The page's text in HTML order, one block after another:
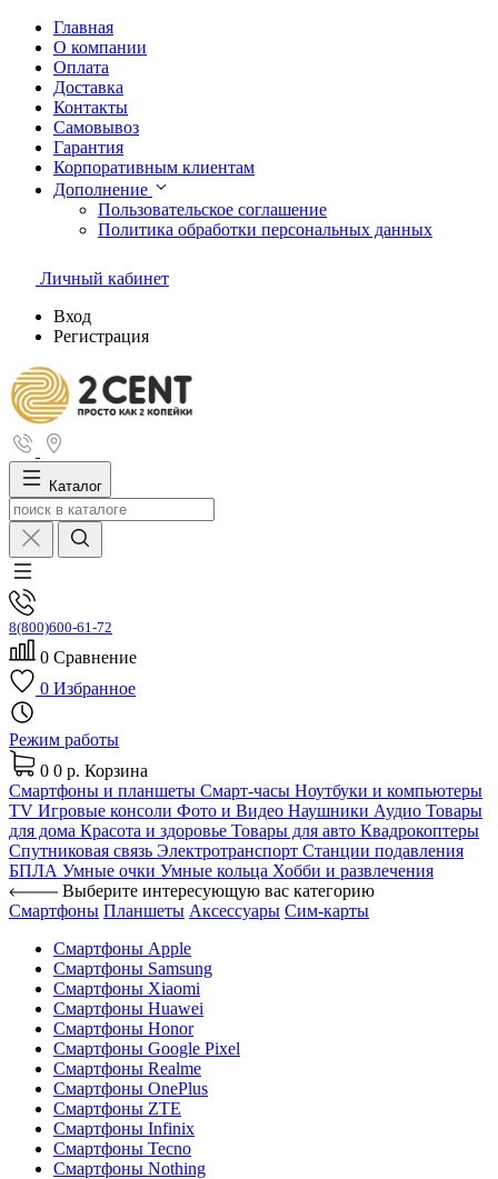
Главная
О компании
Оплата
Доставка
Контакты
Самовывоз
Гарантия
Корпоративным клиентам
Дополнение
Пользовательское соглашение
Политика обработки персональных данных
Личный кабинет
Вход
Регистрация
Каталог
8(800)600-61-72
0 Сравнение
0 Избранное
Режим работы
0 0 р. Корзина
Смартфоны и планшеты Смарт-часы Ноутбуки и компьютеры
TV Игровые консоли Фото и Видео Наушники Аудио Товары
для дома Красота и здоровье Товары для авто Квадрокоптеры
Спутниковая связь Электротранспорт Станции подавления
БПЛА Умные очки Умные кольца Хобби и развлечения
Выберите интересующую вас категорию
Смартфоны Планшеты Аксессуары Сим-карты
Смартфоны Apple
Смартфоны Samsung
Смартфоны Xiaomi
Смартфоны Huawei
Смартфоны Honor
Смартфоны Google Pixel
Смартфоны Realme
Смартфоны OnePlus
Смартфоны ZTE
Смартфоны Infinix
Смартфоны Tecno
Смартфоны Nothing